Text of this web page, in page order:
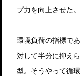
プ力を向上させた
環境負荷の指標で
対して半分に抑え
型。そうやって循